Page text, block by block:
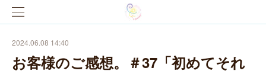
2024.06.08 14:40
お客様のご感想。＃37「初めてそれ